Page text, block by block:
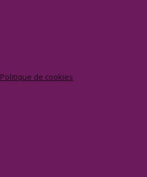
Politique de cookies